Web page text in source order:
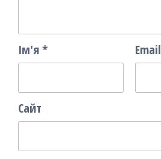
Ім'я * Email
Сайт